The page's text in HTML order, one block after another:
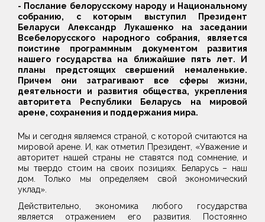
- Послание белорусскому народу и Национальному
собранию, с которым выступил Президент
Беларуси Александр Лукашенко на заседании
Всебелорусского народного собрания, является
поистине программным документом развития
нашего государства на ближайшие пять лет. И
планы предстоящих свершений немаленькие.
Причем они затрагивают все сферы жизни,
деятельности и развития общества, укрепления
авторитета Республики Беларусь на мировой
арене, сохранения и поддержания мира.
Мы и сегодня являемся страной, с которой считаются на
мировой арене. И, как отметил Президент, «Уважение и
авторитет нашей страны не ставятся под сомнение, и
мы твердо стоим на своих позициях. Беларусь – наш
дом. Только мы определяем свой экономический
уклад».
Действительно, экономика любого государства
является отражением его развития. Постоянно